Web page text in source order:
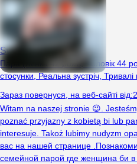
Swingloves
Пара (Жінка 42 років, Чоловік 44
стосунки,Реальна зустріч Тривалі
Зараз повернуся
на веб-сайті від:
Witam na naszej stronie 😉.
poznać przyjazny z kobietą bi lub
interesuje. Takoż lubimy nudyzm
вас на нашей странице
семейной парой где женщина би в